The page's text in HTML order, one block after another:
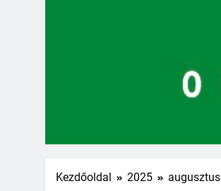
Kezdőoldal 2025 augusztus